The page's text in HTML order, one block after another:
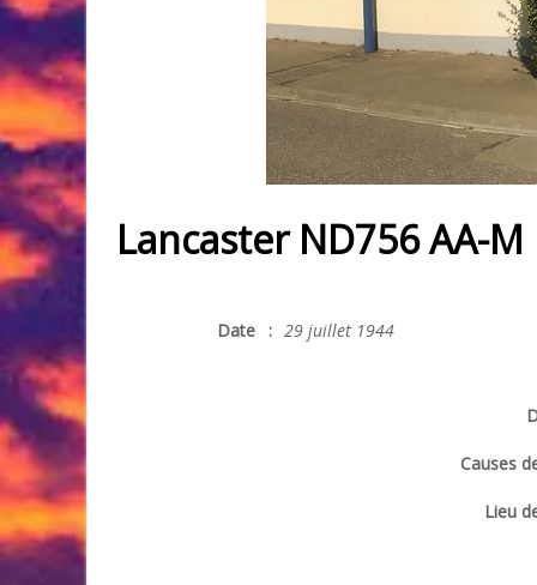
Lancaster ND756 AA-M
Date : 29 juillet 1944
Causes
Lieu